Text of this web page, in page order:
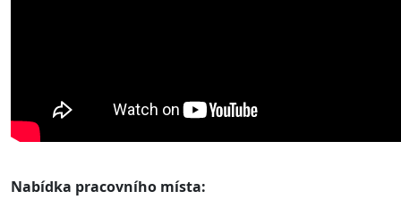
Nabídka pracovního místa: